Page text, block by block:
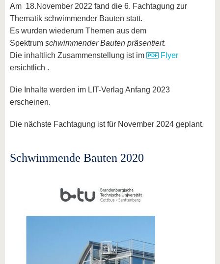
Am 18.November 2022 fand die 6. Fachtagung zur
Thematik schwimmender Bauten statt.
Es wurden wiederum Themen aus dem
Spektrum schwimmender Bauten präsentiert.
Die inhaltlich Zusammenstellung ist im
Flyer
ersichtlich .
Die Inhalte werden im LIT-Verlag Anfang 2023
erscheinen.
Die nächste Fachtagung ist für November 2024 geplant.
Schwimmende Bauten 2020